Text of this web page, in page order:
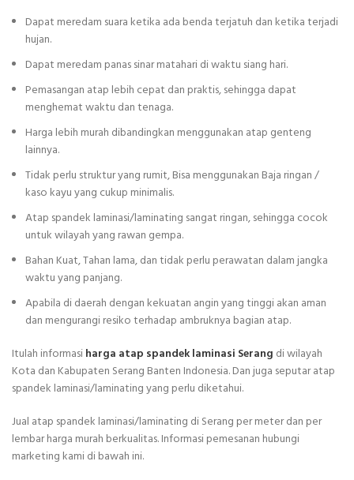
Dapat meredam suara ketika ada benda terjatuh dan ketika terjadi
hujan.
Dapat meredam panas sinar matahari di waktu siang hari.
Pemasangan atap lebih cepat dan praktis, sehingga dapat
menghemat waktu dan tenaga.
Harga lebih murah dibandingkan menggunakan atap genteng
lainnya.
Tidak perlu struktur yang rumit, Bisa menggunakan Baja ringan /
kaso kayu yang cukup minimalis.
Atap spandek laminasi/laminating sangat ringan, sehingga cocok
untuk wilayah yang rawan gempa.
Bahan Kuat, Tahan lama, dan tidak perlu perawatan dalam jangka
waktu yang panjang.
Apabila di daerah dengan kekuatan angin yang tinggi akan aman
dan mengurangi resiko terhadap ambruknya bagian atap.
Itulah informasiharga atap spandek laminasi Serang di wilayah
Kota dan Kabupaten Serang Banten Indonesia. Dan juga seputar atap
spandek laminasi/laminating yang perlu diketahui.
Jual atap spandek laminasi/laminating di Serang per meter dan per
lembar harga murah berkualitas. Informasi pemesanan hubungi
marketing kami di bawah ini.